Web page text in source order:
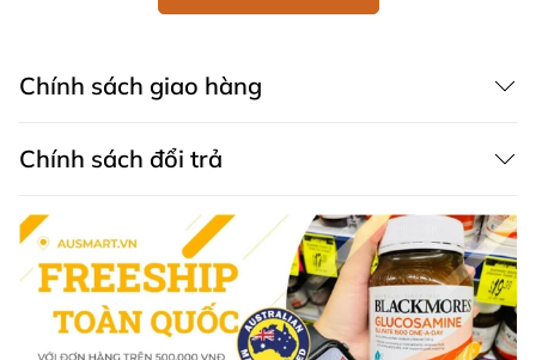
Ngày càng nhiều nam giới từ 55-75 tuổi mắc các bệnh
Không chỉ dừng lại ở đó, công thức đặc biệt của Prosta
Strong 1 của Wealthy Health còn được tối ưu hóa để
được sự nghiên cứu kỹ lưỡng và quan tâm đặc biệt của
Wealthy Health trong việc tạo ra một sản phẩm không
chỉ chất lượng mà còn phù hợp với đặc điểm sinh học
của người tiêu dùng trên toàn thế giới.
Chính sách giao hàng
Chính sách đổi trả